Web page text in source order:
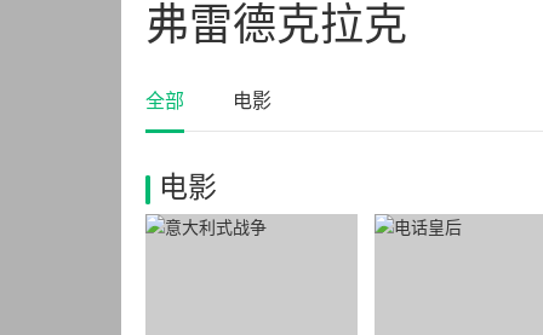
弗雷德克拉克
全部 电影
电影